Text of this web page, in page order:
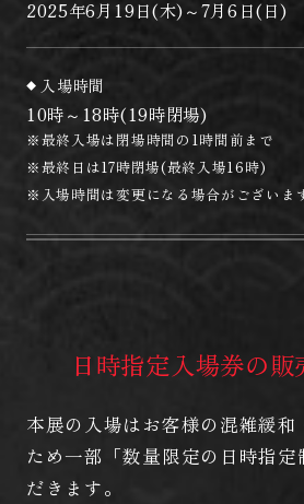
2025年6月19日(木)～7月6日(日
入場時間
10時～18時(19時閉場)
※最終入場は閉場時間の1時間前まで
※最終日は17時閉場(最終入場16時)
※入場時間は変更になる場合がございま
日時指定入場券の販
本展の入場はお客様の混雑緩和
ため一部「数量限定の日時指
だきます。